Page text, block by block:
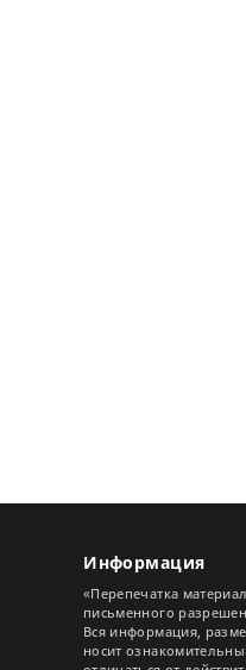
Информация
«Перепечатка
письменного
Вся информация,
носит